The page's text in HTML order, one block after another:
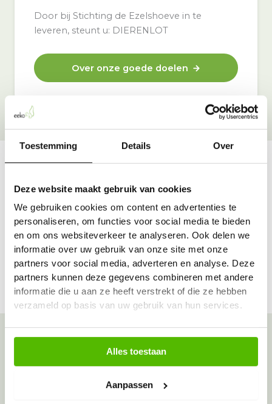
Toestemming Details Over
Deze website maakt gebruik van cookies
We gebruiken cookies om content en advertenties te
personaliseren, om functies voor social media te bieden
en om ons websiteverkeer te analyseren. Ook delen we
informatie over uw gebruik van onze site met onze
partners voor social media, adverteren en analyse. Deze
partners kunnen deze gegevens combineren met andere
informatie die u aan ze heeft verstrekt of die ze hebben
verzameld op basis van uw gebruik van hun services.
Alles toestaan
Aanpassen
Door bij Stichting de Ezelshoeve in te
leveren, steunt u: DIERENLOT
Over onze goede doelen
Vraag & antwoord
De meest voorkomende vragen over onze dienst vind
je hier.
Bekijk alle antwoorden
Meer inzamelpunten in de buurt
inzamelpunten in het hele land,